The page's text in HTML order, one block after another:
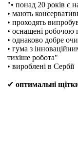
"• понад 20 років є
• мають
• проходять
• оснащені робочою
• однаково добре
• гума з
тихіше робота"
• вироблені в Сербії
✔ оптимальні